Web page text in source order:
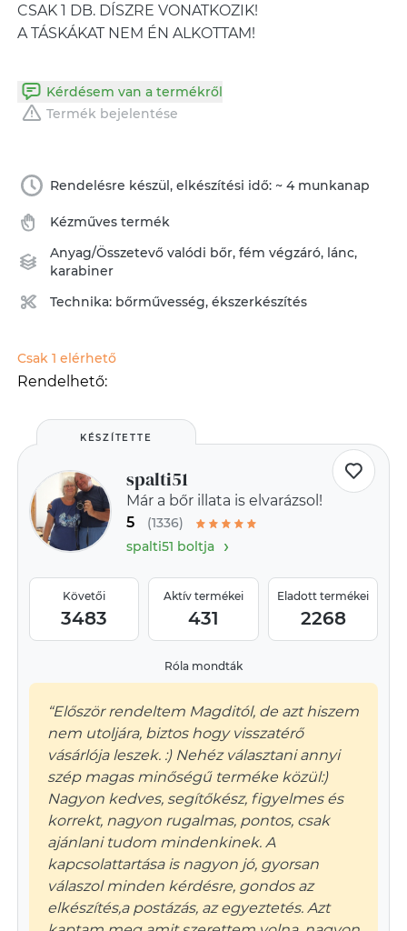
CSAK 1 DB. DÍSZRE VONATKOZIK!
A TÁSKÁKAT NEM ÉN ALKOTTAM!
Kérdésem van a termékről
Termék bejelentése
Rendelésre készül, elkészítési idő: ~ 4 munkanap
Kézműves termék
Anyag/Összetevővalódi bőr,fém végzáró, lánc,
karabiner
Technika: bőrművesség,ékszerkészítés
Csak 1 elérhető
Rendelhető:
KÉSZÍTETTE
spalti51
Már a bőr illata is elvarázsol!
5
(1336)
spalti51 boltja›
Követői
3483
Aktív termékei
431
Eladott termékei
2268
Róla mondták
“Először rendeltem Magditól, de azt hiszem
nem utoljára, biztos hogy visszatérő
vásárlója leszek. :) Nehéz választani annyi
szép magas minőségű terméke közül:)
Nagyon kedves, segítőkész, figyelmes és
korrekt, nagyon rugalmas, pontos, csak
ajánlani tudom mindenkinek. A
kapcsolattartása is nagyon jó, gyorsan
válaszol minden kérdésre, gondos az
elkészítés,a postázás, az egyeztetés. Azt